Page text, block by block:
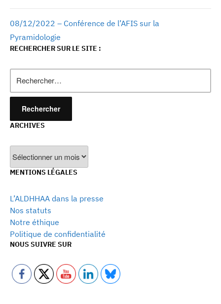
08/12/2022 – Conférence de l’AFIS sur la
Pyramidologie
RECHERCHER SUR LE SITE :
ARCHIVES
MENTIONS LÉGALES
L’ALDHHAA dans la presse
Nos statuts
Notre éthique
Politique de confidentialité
NOUS SUIVRE SUR